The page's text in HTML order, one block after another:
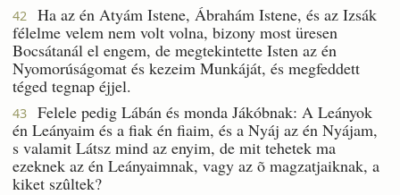
42
Ha az én Atyám Istene, Ábrahám Istene, és az Izsák
félelme velem nem volt volna, bizony most üresen
Bocsátanál el engem, de megtekintette Isten az én
Nyomorúságomat és kezeim Munkáját, és megfeddett
téged tegnap éjjel.
43
Felele pedig Lábán és monda Jákóbnak: A Leányok
én Leányaim és a fiak én fiaim, és a Nyáj az én Nyájam,
s valamit Látsz mind az enyim, de mit tehetek ma
ezeknek az én Leányaimnak, vagy az õ magzatjaiknak, a
kiket szûltek?